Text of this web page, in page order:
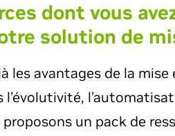
dont vous
solution de
les avantages de la
l’évolutivité,
un pack de